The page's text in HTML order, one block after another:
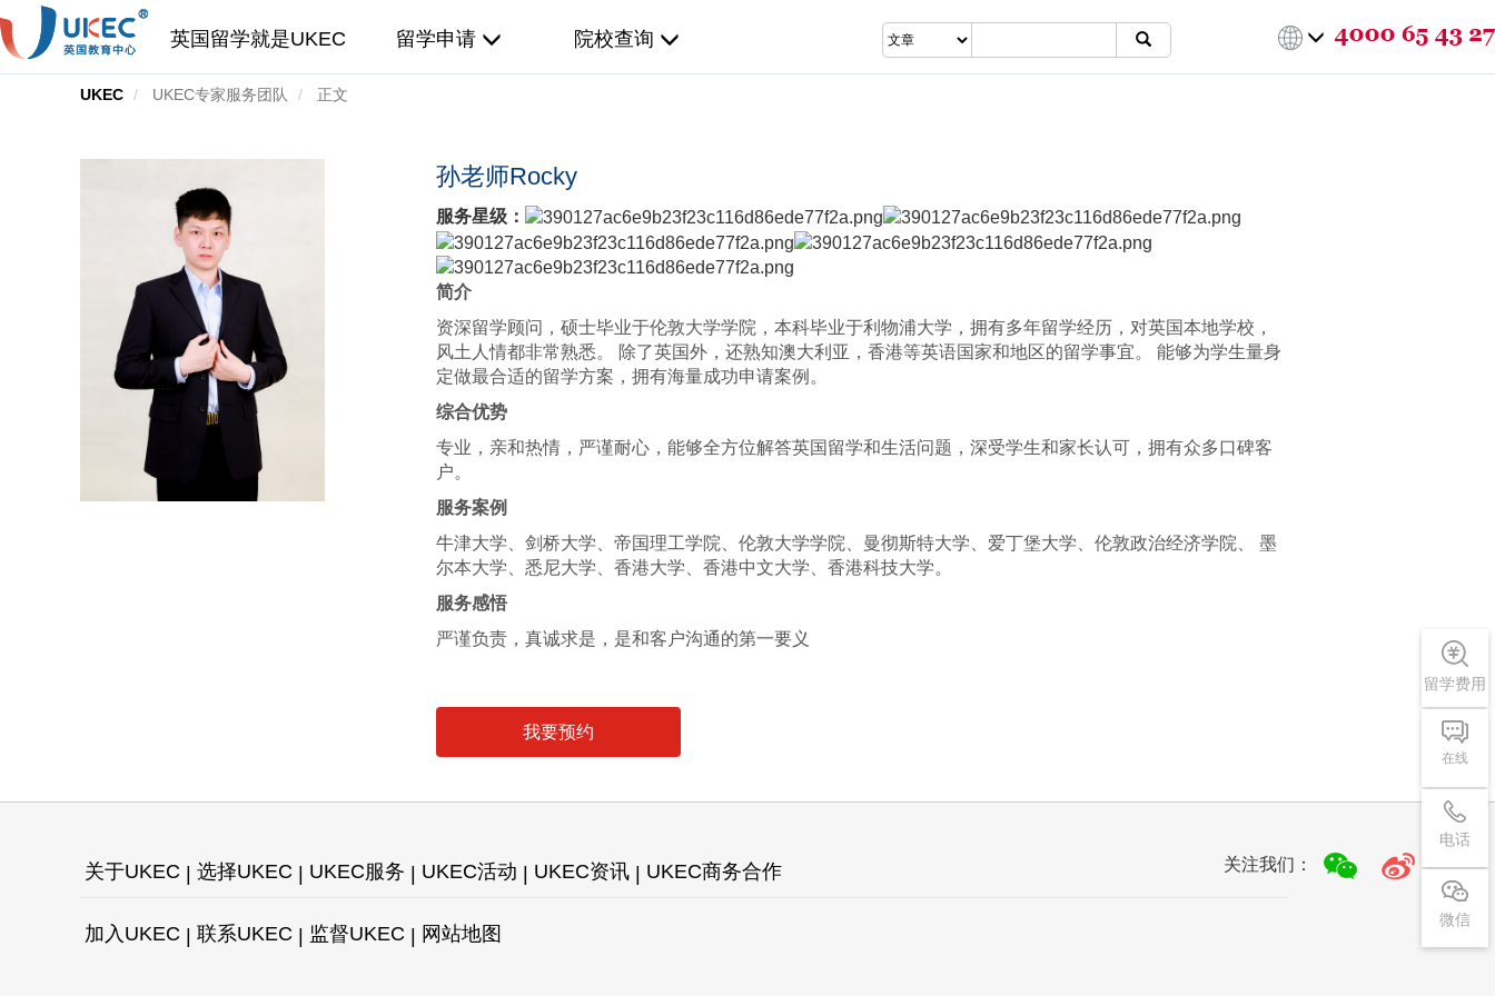
英国留学就是UKEC 留学申请 院校查询
留学费用
在线
电话
微信
UKEC UKEC专家服务团队 正文
孙老师Rocky
服务星级：
简介
资深留学顾问，硕士毕业于伦敦大学学院，本科毕业于利物浦大学，拥有多年留学经历，对英国本地学校，
风土人情都非常熟悉。 除了英国外，还熟知澳大利亚，香港等英语国家和地区的留学事宜。 能够为学生量身
定做最合适的留学方案，拥有海量成功申请案例。
综合优势
专业，亲和热情，严谨耐心，能够全方位解答英国留学和生活问题，深受学生和家长认可，拥有众多口碑客
户。
服务案例
牛津大学、剑桥大学、帝国理工学院、伦敦大学学院、曼彻斯特大学、爱丁堡大学、伦敦政治经济学院、 墨
尔本大学、悉尼大学、香港大学、香港中文大学、香港科技大学。
服务感悟
严谨负责，真诚求是，是和客户沟通的第一要义
我要预约
关注我们：
关于UKEC 选择UKEC UKEC服务 UKEC活动 UKEC资讯 UKEC商务合作
加入UKEC 联系UKEC 监督UKEC 网站地图